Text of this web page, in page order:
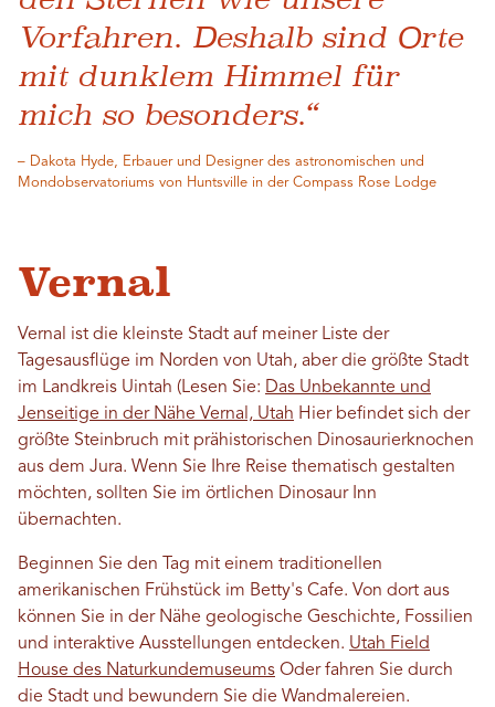
Vorfahren. Deshalb sind Orte
mit dunklem Himmel für
mich so besonders.“
– Dakota Hyde, Erbauer und Designer des astronomischen und
Mondobservatoriums von Huntsville in der Compass Rose Lodge
Vernal
Vernal ist die kleinste Stadt auf meiner Liste der
Tagesausflüge im Norden von Utah, aber die größte Stadt
im Landkreis Uintah (Lesen Sie: Das Unbekannte und
Jenseitige in der Nähe Vernal, Utah Hier befindet sich der
größte Steinbruch mit prähistorischen Dinosaurierknochen
aus dem Jura. Wenn Sie Ihre Reise thematisch gestalten
möchten, sollten Sie im örtlichen Dinosaur Inn
übernachten.
Beginnen Sie den Tag mit einem traditionellen
amerikanischen Frühstück im Betty's Cafe. Von dort aus
können Sie in der Nähe geologische Geschichte, Fossilien
und interaktive Ausstellungen entdecken. Utah Field
House des Naturkundemuseums Oder fahren Sie durch
die Stadt und bewundern Sie die Wandmalereien.